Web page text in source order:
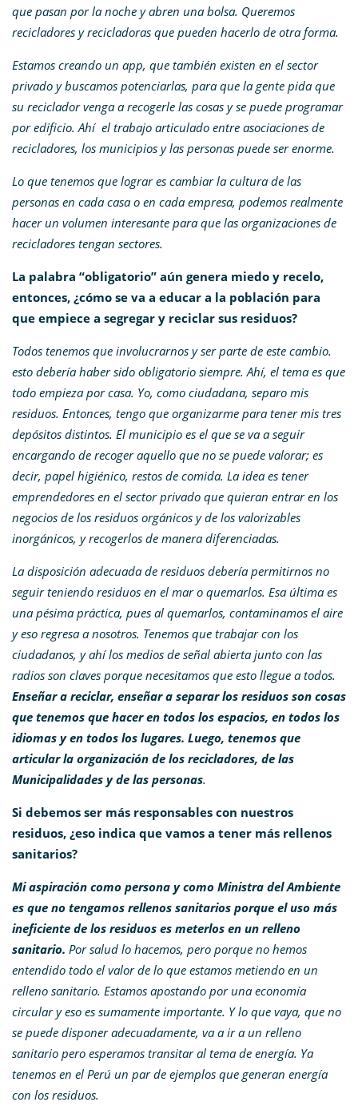
que pasan por la noche y abren una bolsa. Queremos
recicladores y recicladoras que pueden hacerlo de otra forma.
Estamos creando un app, que también existen en el sector
privado y buscamos potenciarlas, para que la gente pida que
su reciclador venga a recogerle las cosas y se puede programar
por edificio. Ahí el trabajo articulado entre asociaciones de
recicladores, los municipios y las personas puede ser enorme.
Lo que tenemos que lograr es cambiar la cultura de las
personas en cada casa o en cada empresa, podemos realmente
hacer un volumen interesante para que las organizaciones de
recicladores tengan sectores.
La palabra “obligatorio” aún genera miedo y recelo,
entonces, ¿cómo se va a educar a la población para
que empiece a segregar y reciclar sus residuos?
Todos tenemos que involucrarnos y ser parte de este cambio.
esto debería haber sido obligatorio siempre. Ahí, el tema es que
todo empieza por casa. Yo, como ciudadana, separo mis
residuos. Entonces, tengo que organizarme para tener mis tres
depósitos distintos. El municipio es el que se va a seguir
encargando de recoger aquello que no se puede valorar; es
decir, papel higiénico, restos de comida. La idea es tener
emprendedores en el sector privado que quieran entrar en los
negocios de los residuos orgánicos y de los valorizables
inorgánicos, y recogerlos de manera diferenciadas.
La disposición adecuada de residuos debería permitirnos no
seguir teniendo residuos en el mar o quemarlos. Esa última es
una pésima práctica, pues al quemarlos, contaminamos el aire
y eso regresa a nosotros. Tenemos que trabajar con los
ciudadanos, y ahí los medios de señal abierta junto con las
radios son claves porque necesitamos que esto llegue a todos.
Enseñar a reciclar, enseñar a separar los residuos son cosas
que tenemos que hacer en todos los espacios, en todos los
idiomas y en todos los lugares. Luego, tenemos que
articular la organización de los recicladores, de las
Municipalidades y de las personas.
Si debemos ser más responsables con nuestros
residuos, ¿eso indica que vamos a tener más rellenos
sanitarios?
Mi aspiración como persona y como Ministra del Ambiente
es que no tengamos rellenos sanitarios porque el uso más
ineficiente de los residuos es meterlos en un relleno
sanitario. Por salud lo hacemos, pero porque no hemos
entendido todo el valor de lo que estamos metiendo en un
relleno sanitario. Estamos apostando por una economía
circular y eso es sumamente importante. Y lo que vaya, que no
se puede disponer adecuadamente, va a ir a un relleno
sanitario pero esperamos transitar al tema de energía. Ya
tenemos en el Perú un par de ejemplos que generan energía
con los residuos.